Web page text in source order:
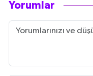
Yorumlar